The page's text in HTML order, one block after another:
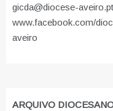
gicda@diocese-
www.facebook.com/
aveiro
ARQUIVO